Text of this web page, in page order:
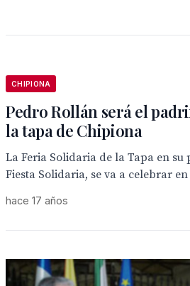
CHIPIONA
Pedro Rollán será el
la tapa de Chipiona
La Feria Solidaria de la Tapa en
Fiesta Solidaria, se va a celebrar
hace 17 años